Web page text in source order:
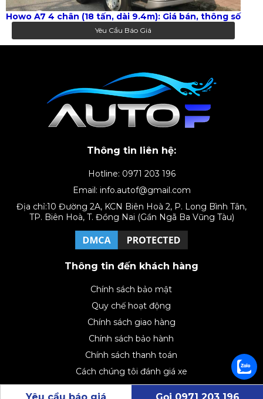
Howo A7 4 chân (18 tấn, dài 9.4m): Giá bán, thông số
Yêu Cầu Báo Giá
Thông tin liên hệ:
Hotline: 0971 203 196
Email: info.autof@gmail.com
Địa chỉ:10 Đường 2A, KCN Biên Hoà 2, P. Long Bình Tân,
TP. Biên Hoà, T. Đồng Nai (Gần Ngã Ba Vũng Tàu)
Thông tin đến khách hàng
Chính sách bảo mật
Quy chế hoạt động
Chính sách giao hàng
Chính sách bảo hành
Chính sách thanh toán
Cách chúng tôi đánh giá xe